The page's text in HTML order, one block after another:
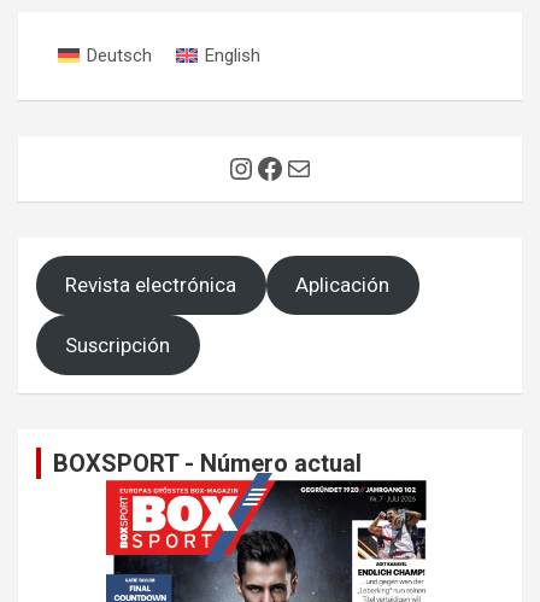
Deutsch English
Instagram
Facebook
Correo electrónico
Revista electrónica Aplicación
Suscripción
BOXSPORT - Número actual